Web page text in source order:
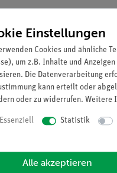
Einstellungen
Cookies und ähnliche
um z.B. Inhalte und
Die Datenverarbeitung
kann erteilt oder
oder zu widerrufen. Weitere
Essenziell Statistik
Alle akzeptieren